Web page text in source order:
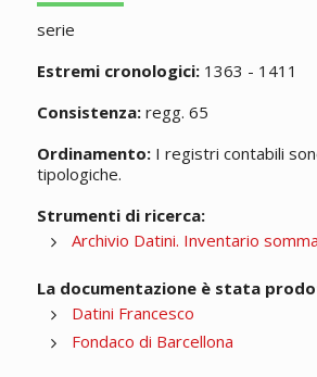
serie
Estremi cronologici:1363 - 1411
Consistenza:regg. 65
Ordinamento:I registri contabili
tipologiche.
Strumenti di ricerca:
Archivio Datini. Inventario
La documentazione è stata
Datini Francesco
Fondaco di Barcellona